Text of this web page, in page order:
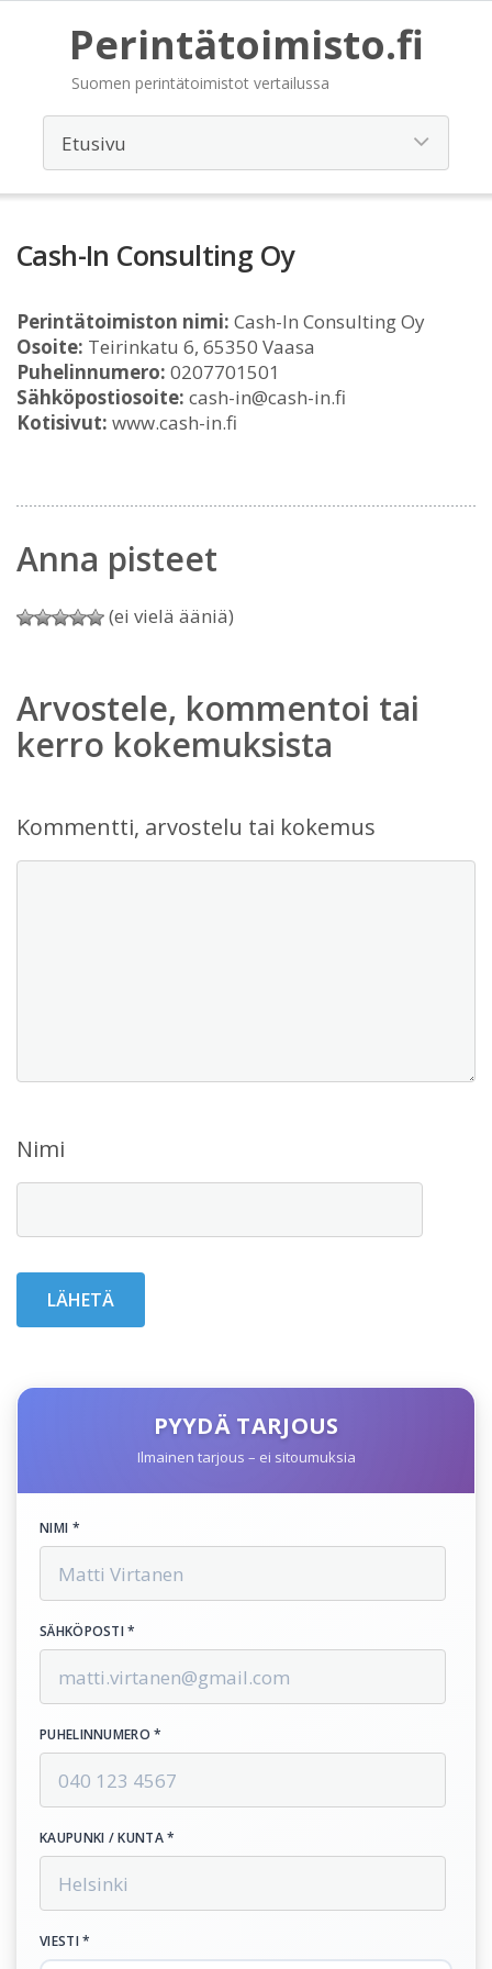
Perintätoimisto.fi
Suomen perintätoimistot vertailussa
Cash-In Consulting Oy
Perintätoimiston nimi: Cash-In Consulting Oy
Osoite: Teirinkatu 6, 65350 Vaasa
Puhelinnumero: 0207701501
Sähköpostiosoite: cash-in@cash-in.fi
Kotisivut: www.cash-in.fi
Anna pisteet
(ei vielä ääniä)
Arvostele, kommentoi tai
kerro kokemuksista
Kommentti, arvostelu tai kokemus
Nimi
PYYDÄ TARJOUS
Ilmainen tarjous – ei sitoumuksia
NIMI *
SÄHKÖPOSTI *
PUHELINNUMERO *
KAUPUNKI / KUNTA *
VIESTI *